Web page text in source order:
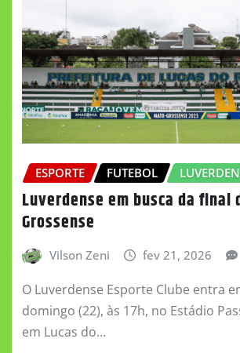
ESPORTE FUTEBOL
Luverdense em busca da final
Grossense
Vilson Zeni fev 21, 2026
O Luverdense Esporte Clube entra
domingo (22), às 17h, no Estádio
em Lucas do…